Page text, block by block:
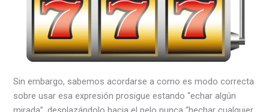
Sin embargo, sabemos acordarse a como es modo correcta
sobre usar esa expresión prosigue estando “echar algún